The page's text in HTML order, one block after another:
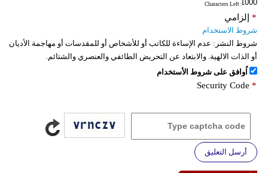
: Characters Left
إلزامي *
شروط الاستخدام
شروط النشر: عدم الإساءة للكاتب أو للأشخاص أو للمقدسات أو مهاجمة الأديان
أو الذات الالهية. والابتعاد عن التحريض الطائفي والعنصري والشتائم.
اُوافق على شروط الأستخدام
Security Code *
أرسل التعليق